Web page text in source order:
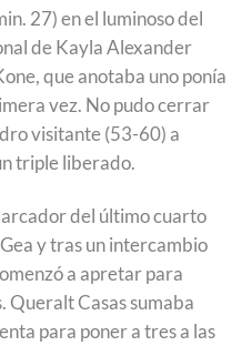
27) en el luminoso del
de Kayla Alexander
que anotaba uno ponía
vez. No pudo cerrar
visitante (53-60) a
triple liberado.
del último cuarto
y tras un intercambio
a apretar para
Queralt Casas sumaba
para poner a tres a las